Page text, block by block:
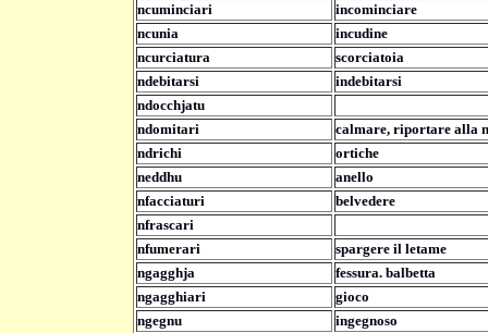
ncuminciari
incominciare
ncunia
incudine
ncurciatura
scorciatoia
ndebitarsi
indebitarsi
ndocchjatu
ndomitari
calmare, riportare alla
ndrichi
ortiche
neddhu
anello
nfacciaturi
belvedere
nfrascari
nfumerari
spargere il letame
ngagghja
fessura. balbetta
ngagghiari
gioco
ngegnu
ingegnoso